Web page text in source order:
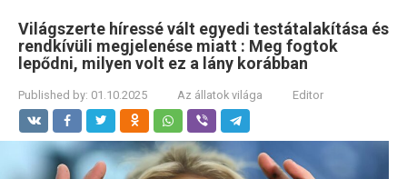
Világszerte híressé vált egyedi testátalakítása és
rendkívüli megjelenése miatt : Meg fogtok
lepődni, milyen volt ez a lány korábban
Published by: 01.10.2025 Az állatok világa Editor